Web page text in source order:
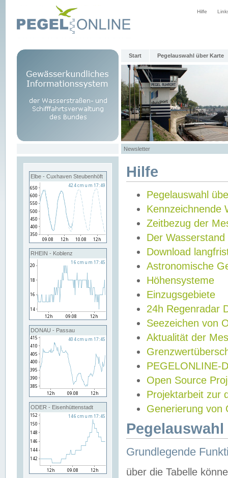
Hilfe
Start Pegelauswahl über Karte
Newsletter
Elbe - Cuxhaven Steubenhöft
RHEIN - Koblenz
DONAU - Passau
ODER - Eisenhüttenstadt
Hilfe
Pegelauswahl
Kennzeichnende
Zeitbezug der
Der Wasserstand
Download
Astronomische
Höhensysteme
Einzugsgebiete
24h Regenradar
Seezeichen von
Aktualität der
PEGELONLINE-
Open Source
Projektarbeit zur
Generierung von
Grundlegende
über die Tabelle